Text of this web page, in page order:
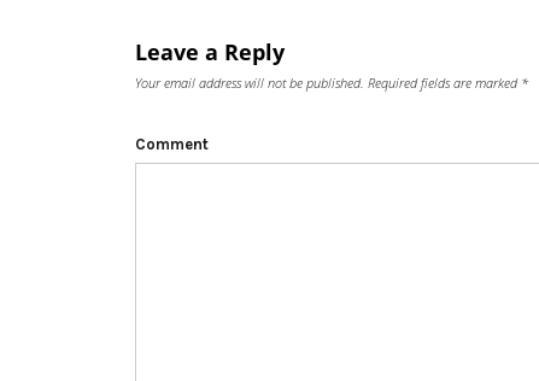
Leave a Reply
Your email address will not be published. Required fields are marked *
Comment